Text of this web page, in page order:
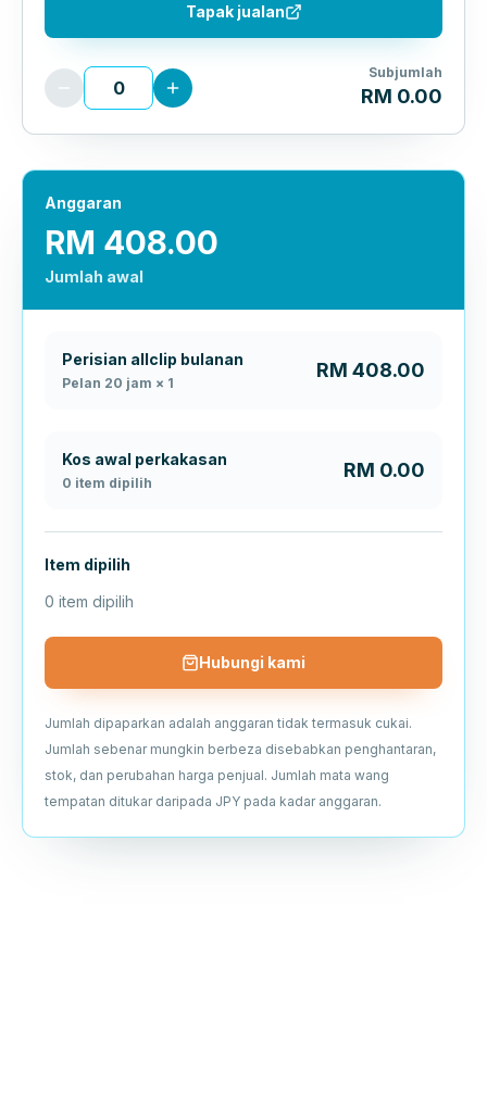
Tapak jualan
Subjumlah
RM 0.00
Anggaran
RM 408.00
Jumlah awal
Perisian allclip bulanan
Pelan 20 jam × 1
RM 408.00
Kos awal perkakasan
0 item dipilih
RM 0.00
Item dipilih
0 item dipilih
Hubungi kami
Jumlah dipaparkan adalah anggaran tidak termasuk cukai.
Jumlah sebenar mungkin berbeza disebabkan penghantaran,
stok, dan perubahan harga penjual. Jumlah mata wang
tempatan ditukar daripada JPY pada kadar anggaran.